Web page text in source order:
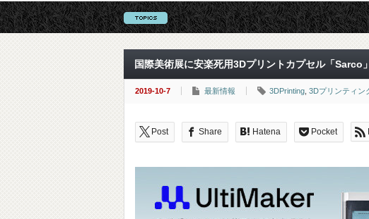
国際美術展に安楽死用3Dプリントカプセル「Sarco
2019-10-7 最新情報 3DPrinting 3Dプリンティン
Post Share Hatena Pocket